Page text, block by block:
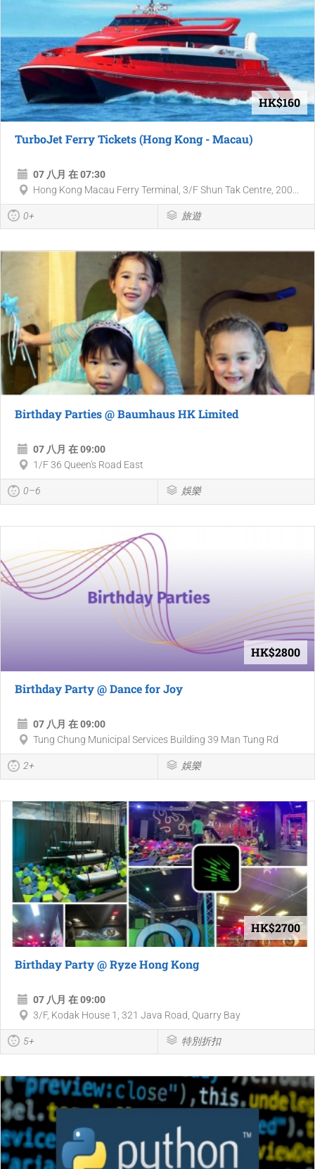
HK$160
TurboJet Ferry Tickets (Hong Kong - Macau)
07 八月 在 07:30
Hong Kong Macau Ferry Terminal, 3/F Shun Tak Centre, 200...
0+ 旅遊
Birthday Parties @ Baumhaus HK Limited
07 八月 在 09:00
1/F 36 Queen's Road East
0–6 娛樂
HK$2800
Birthday Party @ Dance for Joy
07 八月 在 09:00
Tung Chung Municipal Services Building 39 Man Tung Rd
2+ 娛樂
HK$2700
Birthday Party @ Ryze Hong Kong
07 八月 在 09:00
3/F, Kodak House 1, 321 Java Road, Quarry Bay
5+ 特別折扣